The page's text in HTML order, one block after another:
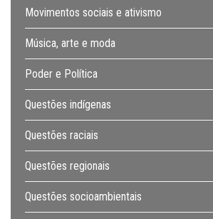
Movimentos sociais e ativismo
Música, arte e moda
Poder e Política
Questões indígenas
Questões raciais
Questões regionais
Questões socioambientais